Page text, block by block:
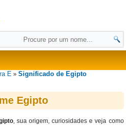
E »Significado de Egipto
Egipto
, sua origem, curiosidades e veja como